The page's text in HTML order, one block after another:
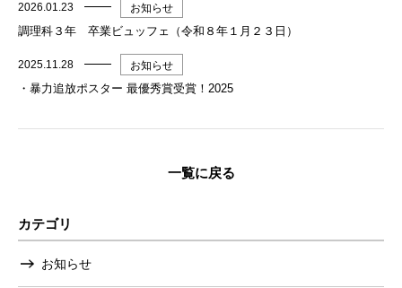
2026.01.23 お知らせ
調理科３年 卒業ビュッフェ（令和８年１月２３日）
2025.11.28 お知らせ
・暴力追放ポスター 最優秀賞受賞！2025
一覧に戻る
カテゴリ
お知らせ